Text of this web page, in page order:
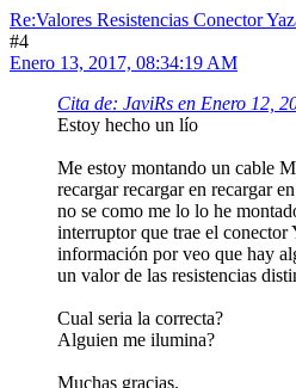
Re:Valores Resistencias Conector
#4
Enero 13, 2017, 08:34:19 AM
Cita de: JaviRs en Enero 12,
Estoy hecho un lío
Me estoy montando un cable
recargar recargar en recargar
no se como me lo lo he
interruptor que trae el conector
información por veo que hay
un valor de las resistencias
Cual seria la correcta?
Alguien me ilumina?
Muchas gracias.